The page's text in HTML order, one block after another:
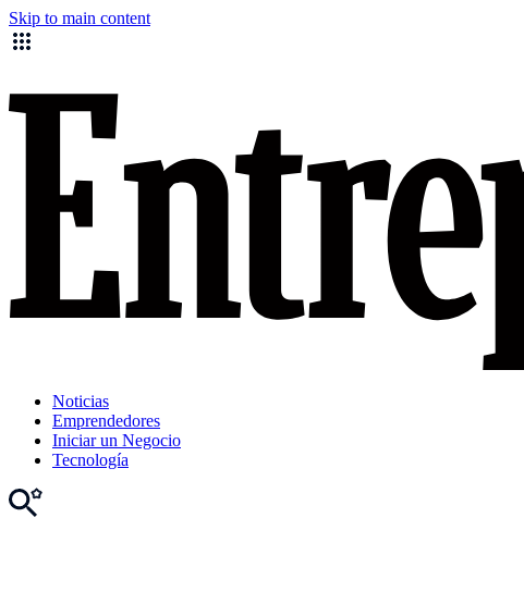
Skip to main content
Noticias
Emprendedores
Iniciar un Negocio
Tecnología